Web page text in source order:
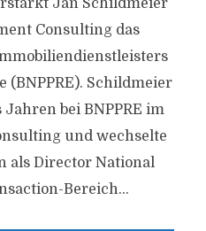
Jan Schildmeier
Consulting das
(BNPPRE). Schildmeier
bei BNPPRE im
und wechselte
als Director National
Bereich...